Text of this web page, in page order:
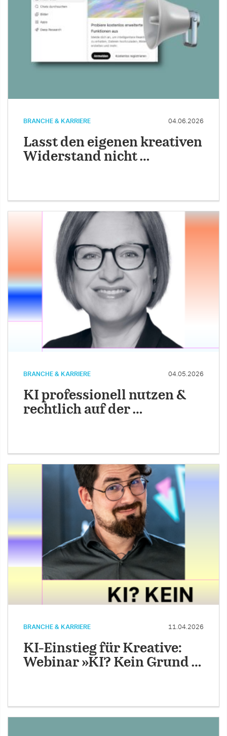
BRANCHE & KARRIERE 04.06.2026
Lasst den eigenen kreativen
Widerstand nicht …
BRANCHE & KARRIERE 04.05.2026
KI professionell nutzen &
rechtlich auf der …
BRANCHE & KARRIERE 11.04.2026
KI-Einstieg für Kreative:
Webinar »KI? Kein Grund …